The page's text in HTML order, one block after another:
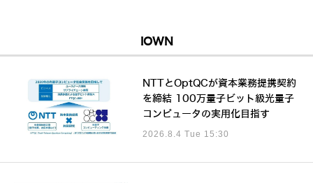
IOWN
NTTとOptQCが資本業務提携契約
を締結 100万量子ビット級光量子
コンピュータの実用化目指す
2026.8.4 Tue 15:30